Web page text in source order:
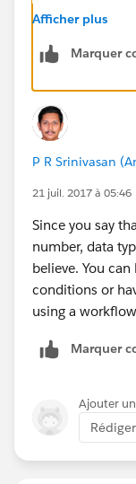
Afficher plus
Marquer
P R Srinivasan
21 juil. 2017 à 05:46
Since you say
number, data
believe. You
conditions or
using a
Marquer
Ajouter